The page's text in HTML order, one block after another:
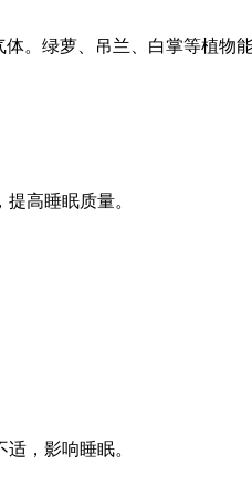
。绿萝、吊兰、白掌等植物
高睡眠质量。
，影响睡眠。